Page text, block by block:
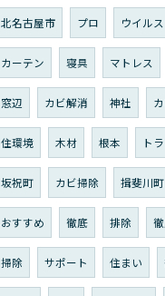
北名古屋市 プロ ウイルス
カーテン 寝具 マトレス
窓辺 カビ解消 神社
住環境 木材 根本 ト
坂祝町 カビ掃除 揖斐川町
おすすめ 徹底 排除
掃除 サポート 住まい